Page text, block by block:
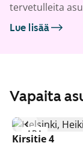
tervetulleita
Lue lisää
Vapaita
ARA
Kirsitie 4